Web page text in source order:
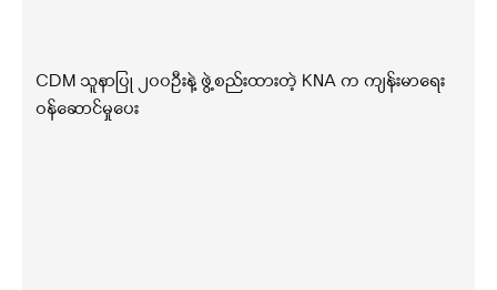
CDM သူနာပြု ၂၀၀ဦးနဲ့ ဖွဲ့စည်းထားတဲ့ KNA က ကျန်းမာရေး
ဝန်ဆောင်မှုပေး